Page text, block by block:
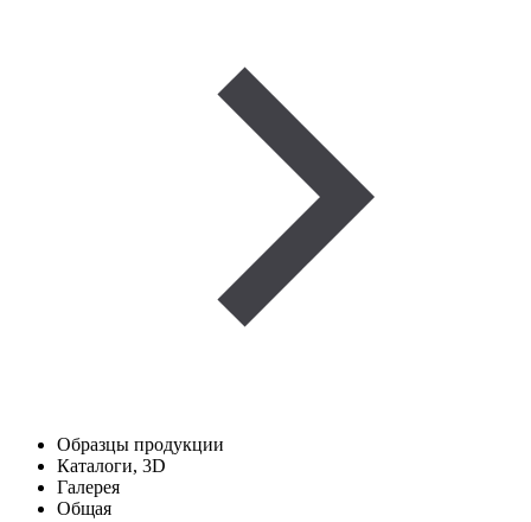
Образцы продукции
Каталоги, 3D
Галерея
Общая